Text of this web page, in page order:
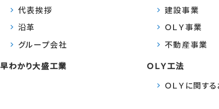
代表挨拶
沿革
グループ会社
早わかり大盛工業
建設事業
ＯＬＹ事業
不動産事業
ＯＬＹ工法
ＯＬＹに関す